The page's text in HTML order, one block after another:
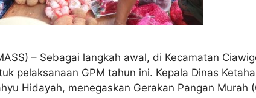
– Sebagai langkah awal, di Kecamatan
pelaksanaan GPM tahun ini. Kepala Dinas
Hidayah, menegaskan Gerakan Pangan Murah